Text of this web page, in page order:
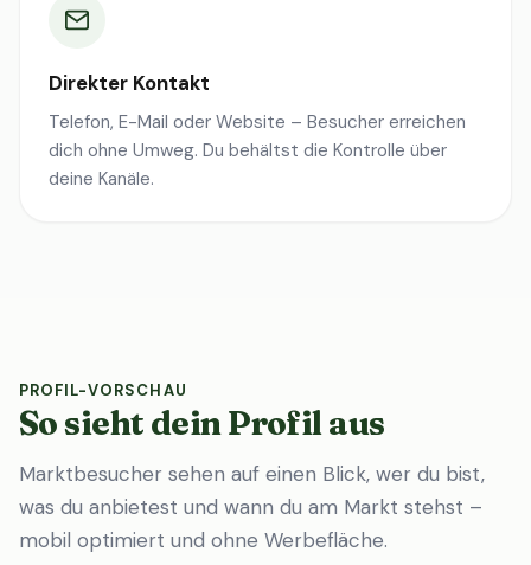
Direkter Kontakt
Telefon, E-Mail oder Website – Besucher erreichen
dich ohne Umweg. Du behältst die Kontrolle über
deine Kanäle.
PROFIL-VORSCHAU
So sieht dein Profil aus
Marktbesucher sehen auf einen Blick, wer du bist,
was du anbietest und wann du am Markt stehst –
mobil optimiert und ohne Werbefläche.